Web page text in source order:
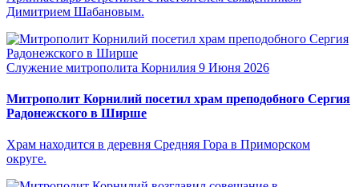
Димитрием Шабановым.
Служение митрополита Корнилия 9 Июня 2026
Митрополит Корнилий посетил храм преподобного Сергия
Радонежского в Ширше
Храм находится в деревня Средняя Гора в Приморском
округе.